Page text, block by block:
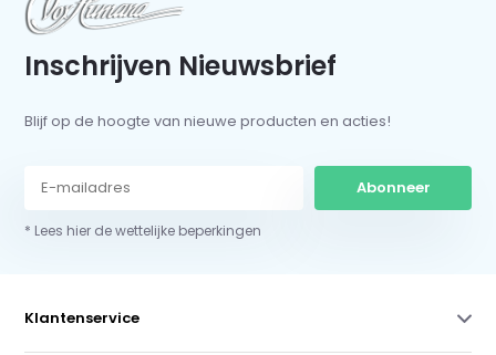
Inschrijven Nieuwsbrief
Blijf op de hoogte van nieuwe producten en acties!
Abonneer
* Lees hier de wettelijke beperkingen
Klantenservice